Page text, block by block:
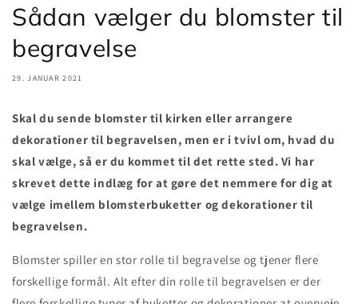
Sådan vælger du blomster til
begravelse
29. JANUAR 2021
Skal du sende blomster til kirken eller arrangere
dekorationer til begravelsen, men er i tvivl om, hvad du
skal vælge, så er du kommet til det rette sted. Vi har
skrevet dette indlæg for at gøre det nemmere for dig at
vælge imellem blomsterbuketter og dekorationer til
begravelsen.
Blomster spiller en stor rolle til begravelse og tjener flere
forskellige formål. Alt efter din rolle til begravelsen er der